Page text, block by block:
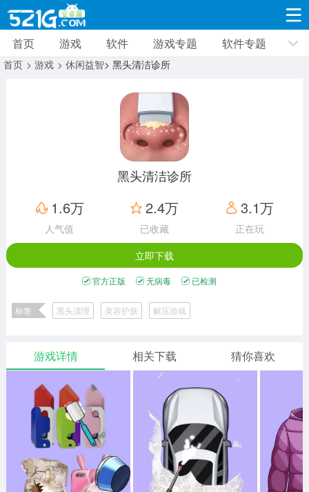
游戏 软件 游戏专题 软件专题 新闻资讯
8693款应用
动作闯关
12966款应用
赛车竞速
3632款应用
卡牌对战
2052款应用
体育运动
1280款应用
手游辅助
1959款应用
二次元
模拟经营
仙侠手游
485款应用
手赚网赚
446款应用
绝地求生
三国游戏
3934款应用
我的世界
69款应用
700款应用
其他
末日游戏
pc游戏
首页 游戏 软件 游戏专题 软件专题
首页 > 游戏 > 休闲益智> 黑头清洁诊所
黑头清洁诊所
1.6万
人气值
2.4万
已收藏
3.1万
正在玩
立即下载
官方正版 无病毒 已检测
标签 黑头清理 美容护肤 解压游戏
游戏详情 相关下载 猜你喜欢